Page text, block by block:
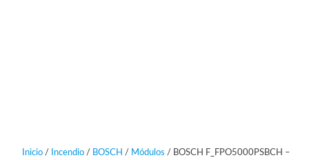
Inicio/ Incendio/ BOSCH / Módulos / BOSCH F_FPO5000PSBCH –